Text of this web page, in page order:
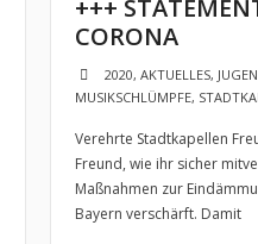
+++
CORONA
2020,AKTUELLES,
MUSIKSCHLÜMPFE,
Verehrte Stadtkapellen
Freund, wie ihr sicher
Maßnahmen zur
Bayern verschärft. Damit